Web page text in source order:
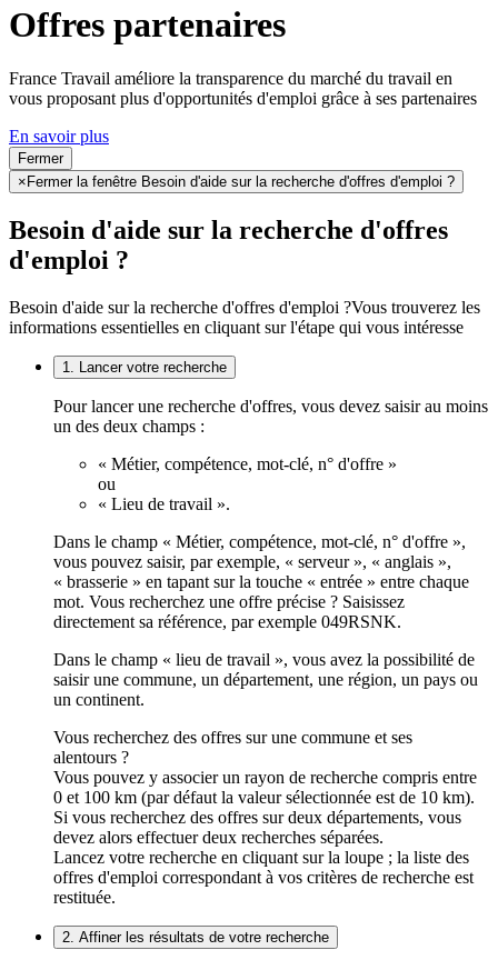
Offres partenaires
France Travail améliore la transparence du marché du travail en
vous proposant plus d'opportunités d'emploi grâce à ses partenaires
En savoir plus
Fermer
× Fermer la fenêtre Besoin d'aide sur la recherche d'offres d'emploi ?
Besoin d'aide sur la recherche d'offres
d'emploi ?
Besoin d'aide sur la recherche d'offres d'emploi ?Vous trouverez les
informations essentielles en cliquant sur l'étape qui vous intéresse
1. Lancer votre recherche
Pour lancer une recherche d'offres, vous devez saisir au moins
un des deux champs :
« Métier, compétence, mot-clé, n° d'offre »
ou
« Lieu de travail ».
Dans le champ « Métier, compétence, mot-clé, n° d'offre »,
vous pouvez saisir, par exemple, « serveur », « anglais »,
« brasserie » en tapant sur la touche « entrée » entre chaque
mot. Vous recherchez une offre précise ? Saisissez
directement sa référence, par exemple 049RSNK.
Dans le champ « lieu de travail », vous avez la possibilité de
saisir une commune, un département, une région, un pays ou
un continent.
Vous recherchez des offres sur une commune et ses
alentours ?
Vous pouvez y associer un rayon de recherche compris entre
0 et 100 km (par défaut la valeur sélectionnée est de 10 km).
Si vous recherchez des offres sur deux départements, vous
devez alors effectuer deux recherches séparées.
Lancez votre recherche en cliquant sur la loupe ; la liste des
offres d'emploi correspondant à vos critères de recherche est
restituée.
2. Affiner les résultats de votre recherche